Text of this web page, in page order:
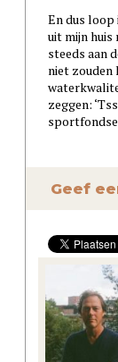
En dus loop
uit mijn huis
steeds aan
niet zouden
zeggen:
Geef